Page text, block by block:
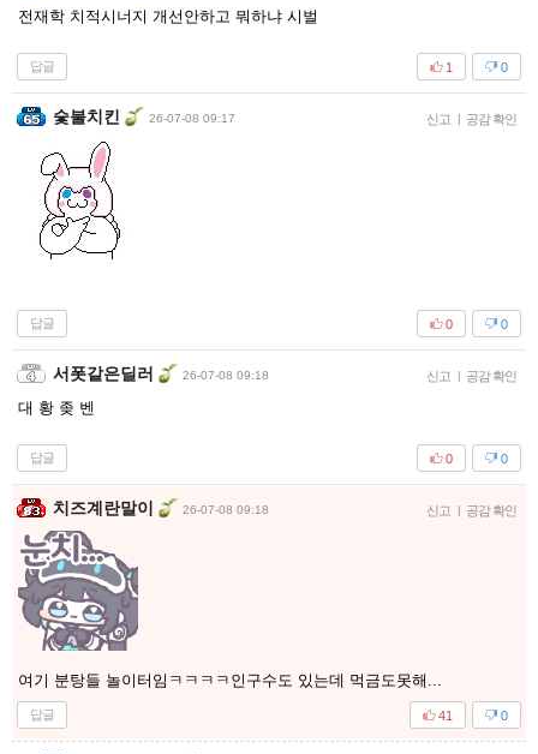
전재학 치적시너지 개선안하고 뭐하냐 시벌
답글 0
1
숯불치킨 26-07-08 09:17 신고 | 공감 확인
답글 0
0
서폿같은딜러 26-07-08 09:18 신고 | 공감 확인
대 황 좆 벤
답글 0
0
치즈계란말이 26-07-08 09:18 신고 | 공감 확인
여기 분탕들 놀이터임ㅋㅋㅋㅋ인구수도 있는데 먹금도못해...
답글 0
41